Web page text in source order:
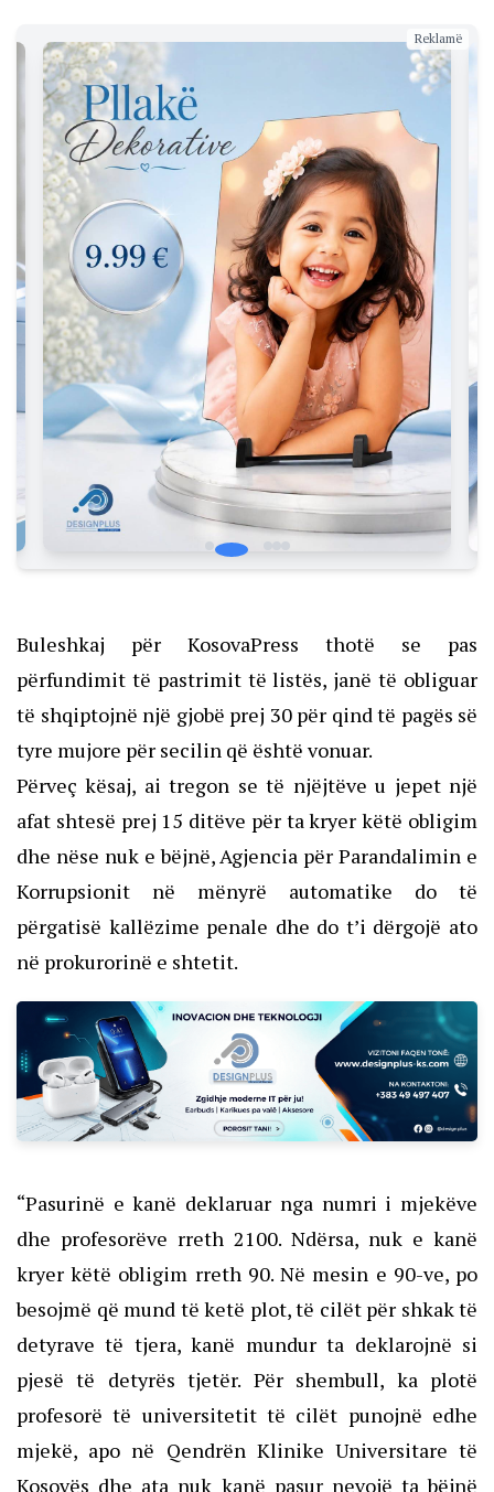
Reklamë
Buleshkaj për KosovaPress thotë se pas
përfundimit të pastrimit të listës, janë të obliguar
të shqiptojnë një gjobë prej 30 për qind të pagës së
tyre mujore për secilin që është vonuar.
Përveç kësaj, ai tregon se të njëjtëve u jepet një
afat shtesë prej 15 ditëve për ta kryer këtë obligim
dhe nëse nuk e bëjnë, Agjencia për Parandalimin e
Korrupsionit në mënyrë automatike do të
përgatisë kallëzime penale dhe do t’i dërgojë ato
në prokurorinë e shtetit.
“Pasurinë e kanë deklaruar nga numri i mjekëve
dhe profesorëve rreth 2100. Ndërsa, nuk e kanë
kryer këtë obligim rreth 90. Në mesin e 90-ve, po
besojmë që mund të ketë plot, të cilët për shkak të
detyrave të tjera, kanë mundur ta deklarojnë si
pjesë të detyrës tjetër. Për shembull, ka plotë
profesorë të universitetit të cilët punojnë edhe
mjekë, apo në Qendrën Klinike Universitare të
Kosovës dhe ata nuk kanë pasur nevojë ta bëjnë